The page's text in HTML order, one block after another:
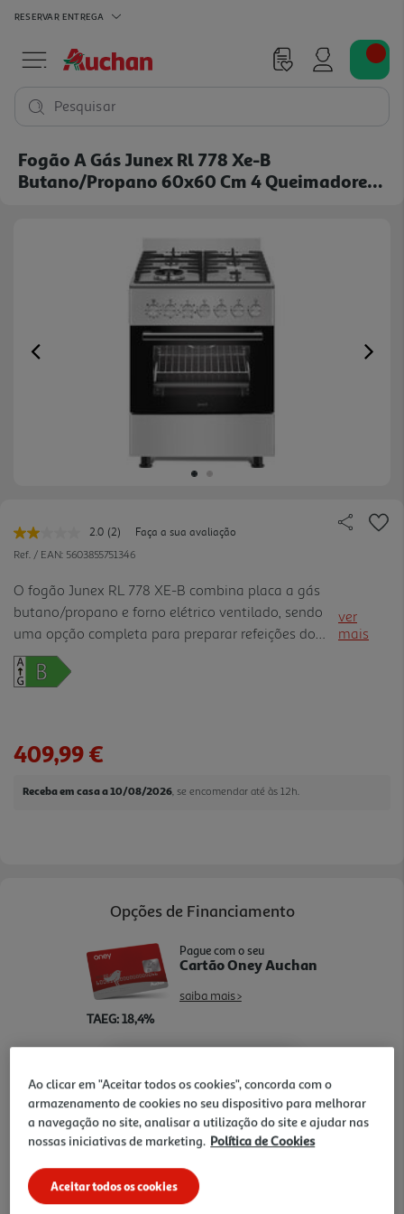
RESERVAR ENTREGA
Pesquisar
Fogão A Gás Junex Rl 778 Xe-B
Butano/propano 60x60 Cm 4 Queimadores
Previous
2.0 Leu
2
Link
para
a
mesma
página.
(2)
Faça a sua avaliação
Ref. / EAN: 5603855751346
O fogão Junex RL 778 XE-B combina placa a gás
butano/propano e forno elétrico ventilado, sendo
uma opção completa para preparar refeições do
dia a dia com flexibilidade. A placa com 4
queimadores, incluindo 1 queimador WOK, ajuda a
elétrico, termóstato, iluminação interior e vidro
duplo na porta, facilitando o acompanhamento
funcional e atual.
ver
mais
409,99 €
Receba em casa a 10/08/2026 , se encomendar até às 12h.
Opções de Financiamento
TAEG: 18,4%
Pague com o seu
Cartão Oney Auchan
saiba mais >
1º mês:- €Seguintes:- €
MTIC (Valor Total):- €
Ao clicar em "Aceitar todos os cookies", concorda com o
armazenamento de cookies no seu dispositivo para melhorar
a navegação no site, analisar a utilização do site e ajudar nas
nossas iniciativas de marketing. Política de Cookies
Aceitar todos os cookies